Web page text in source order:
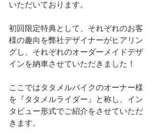
いただいております。
初回限定特典として、それぞれのお客
様の趣向を弊社デザイナーがヒアリン
グし、それぞれのオーダーメイドデザ
インを納車させていただきました！
ここではタタメルバイクのオーナー様
を『タタメルライダー』と称し、イン
タビュー形式でご紹介をさせていただ
きます。